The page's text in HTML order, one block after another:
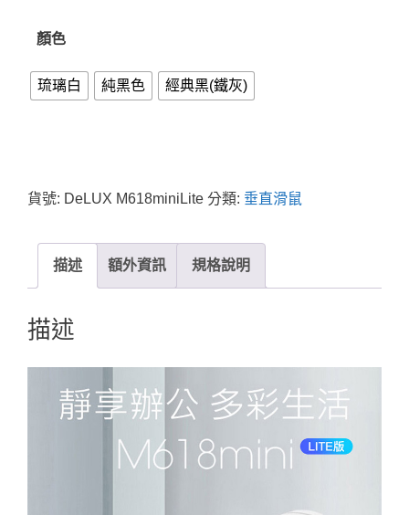
顏色
琉璃白 純黑色 經典黑(鐵灰)
貨號: DeLUX M618miniLite 分類: 垂直滑鼠
描述 額外資訊 規格說明
描述